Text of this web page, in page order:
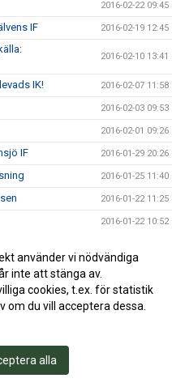
2016-02-22 09:45
IF 2016-02-19 12:45
2016-02-10 13:41
IK! 2016-02-07 11:58
2016-02-03 09:53
2016-02-01 09:26
IF 2016-01-29 20:26
2016-01-25 11:40
2016-01-22 11:25
2016-01-22 10:52
2016-01-18 12:49
klart! 2016-01-15 13:46
FF 2016-01-15 08:30
använder vi nödvändiga
inte att stänga av.
cookies, t.ex. för statistik
om du vill acceptera dessa.
alla